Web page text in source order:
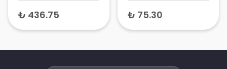
₺ 436.75 ₺ 75.30